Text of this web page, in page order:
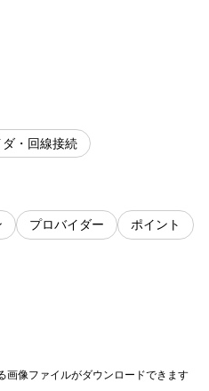
ダ・回線接続
プロバイダー ポイント
画像ファイルがダウンロードできます